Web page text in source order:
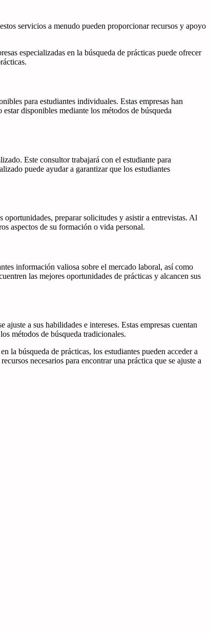
servicios a menudo pueden proporcionar recursos y apoyo
especializadas en la búsqueda de prácticas puede ofrecer
para estudiantes individuales. Estas empresas han
disponibles mediante los métodos de búsqueda
Este consultor trabajará con el estudiante para
puede ayudar a garantizar que los estudiantes
oportunidades, preparar solicitudes y asistir a entrevistas. Al
aspectos de su formación o vida personal.
información valiosa sobre el mercado laboral, así como
las mejores oportunidades de prácticas y alcancen sus
a sus habilidades e intereses. Estas empresas cuentan
métodos de búsqueda tradicionales.
la búsqueda de prácticas, los estudiantes pueden acceder a
necesarios para encontrar una práctica que se ajuste a